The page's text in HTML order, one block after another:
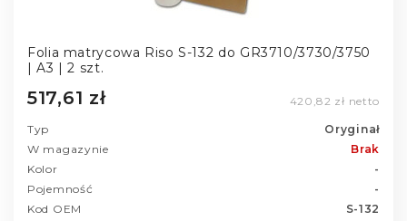
Folia matrycowa Riso S-132 do GR3710/3730/3750
| A3 | 2 szt.
517,61 zł 420,82 zł netto
Typ
Oryginał
W magazynie
Brak
Kolor
-
Pojemność
-
Kod OEM
S-132